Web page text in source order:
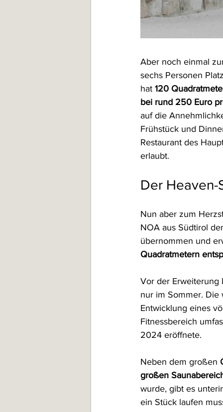
Aber noch einmal
sechs Personen
hat 120
bei rund 250 Euro
auf die
Frühstück und
Restaurant des
erlaubt.
Der Heaven-
Nun aber zum
NOA aus Südtirol
übernommen und
Quadratmetern
Vor der
nur im Sommer.
Entwicklung eines
Fitnessbereich
2024 eröffnete.
Neben dem großen
großen
wurde, gibt es
ein Stück laufen